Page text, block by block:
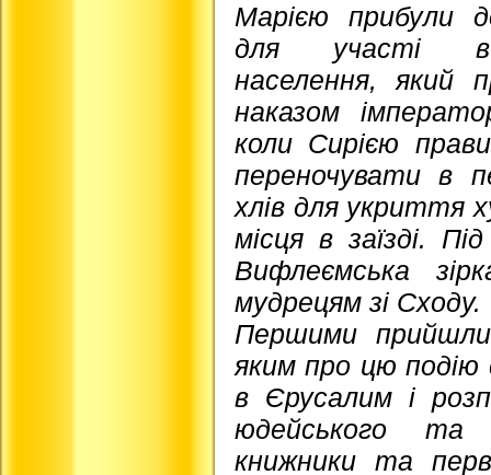
Марією прибули
для участі в
населення, який
наказом
коли Сирією
переночувати в
хлів для укриття
місця в заїзді.
Вифлеємська
мудрецям зі Сходу.
Першими
яким про цю подію
в Єрусалим і
юдейського та
книжники та